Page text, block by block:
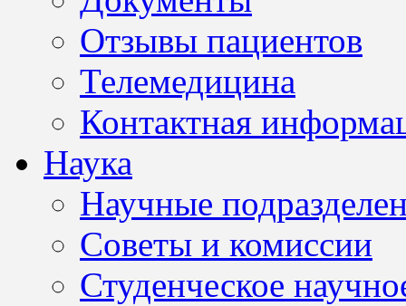
Отзывы пациентов
Телемедицина
Контактная
Наука
Научные
Советы и комиссии
Студенческое